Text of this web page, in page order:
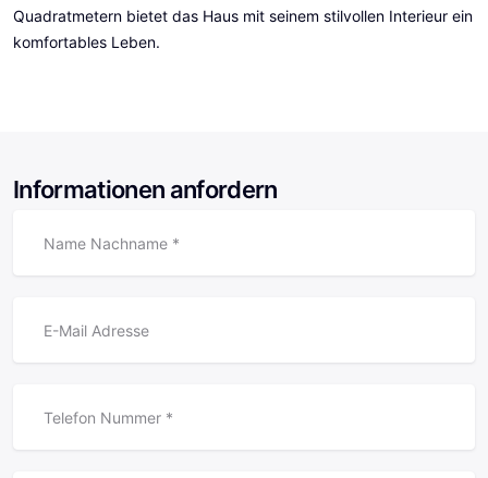
Quadratmetern bietet das Haus mit seinem stilvollen Interieur ein
komfortables Leben.
Informationen anfordern